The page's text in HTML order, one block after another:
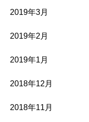
2019年3月
2019年2月
2019年1月
2018年12月
2018年11月